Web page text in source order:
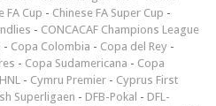
FA Cup - Chinese FA Super Cup -
- CONCACAF Champions League
- Copa Colombia - Copa del Rey -
- Copa Sudamericana - Copa
- Cymru Premier - Cyprus First
Superligaen - DFB-Pokal - DFL-